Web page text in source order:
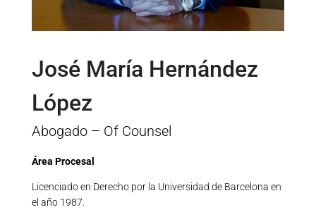
José María Hernández
López
Abogado – Of Counsel
Área Procesal
Licenciado en Derecho por la Universidad de Barcelona en
el año 1987.